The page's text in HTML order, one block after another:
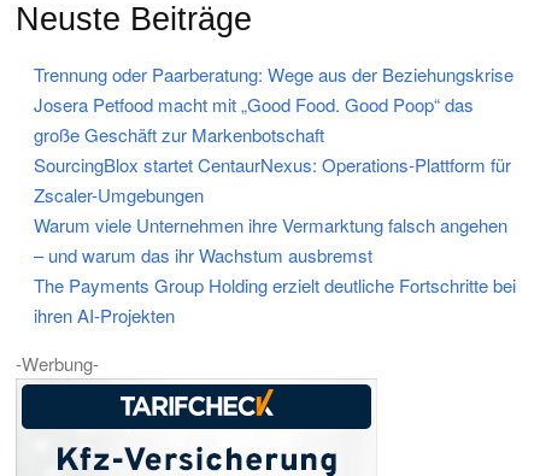
Neuste Beiträge
Trennung oder Paarberatung: Wege aus der Beziehungskrise
Josera Petfood macht mit „Good Food. Good Poop“ das
große Geschäft zur Markenbotschaft
SourcingBlox startet CentaurNexus: Operations-Plattform für
Zscaler-Umgebungen
Warum viele Unternehmen ihre Vermarktung falsch angehen
– und warum das ihr Wachstum ausbremst
The Payments Group Holding erzielt deutliche Fortschritte bei
ihren AI-Projekten
-Werbung-